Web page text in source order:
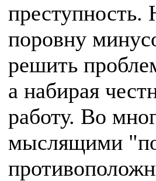
поровну
решить
а набирая
работу. Во
мыслящими